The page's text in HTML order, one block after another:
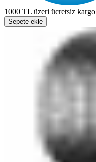
1000 TL üzeri ücretsiz kargo
Sepete ekle